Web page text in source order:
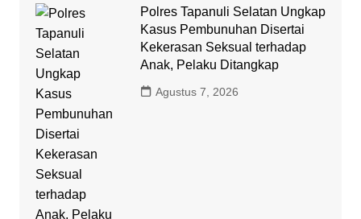
Polres Tapanuli Selatan Ungkap
Kasus Pembunuhan Disertai
Kekerasan Seksual terhadap
Anak, Pelaku Ditangkap
Agustus 7, 2026